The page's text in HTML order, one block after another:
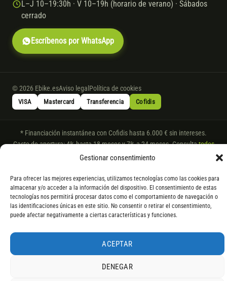
Gestionar consentimiento
Para ofrecer las mejores experiencias, utilizamos tecnologías como las cookies para
almacenar y/o acceder a la información del dispositivo. El consentimiento de estas
tecnologías nos permitirá procesar datos como el comportamiento de navegación o
las identificaciones únicas en este sitio. No consentir o retirar el consentimiento,
puede afectar negativamente a ciertas características y funciones.
ACEPTAR
DENEGAR
L–J 10–19:30h · V 10–19h (horario de verano) · Sábados
cerrado
Escríbenos por WhatsApp
© 2026 Ebike.esAviso legalPolítica de cookies
VISA Mastercard Transferencia Cofidis
* Financiación instantánea con Cofidis hasta 6.000 € sin intereses.
Gasto de apertura: 4% hasta 18 meses y 7% a 24 meses. Consultatodos
los detallespor WhatsApp.
pago; los de bajo pedido se confirman con un asesor. Si no fuera posible
servir el producto, se devuelve el importe sin coste. La información de
componentes es orientativa; los fabricantes pueden sustituir elementos
por otros equivalentes o superiores.